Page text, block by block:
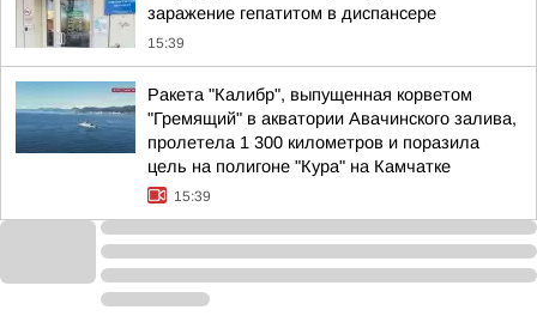
заражение гепатитом в диспансере
15:39
Ракета "Калибр", выпущенная корветом
"Гремящий" в акватории Авачинского залива,
пролетела 1 300 километров и поразила
цель на полигоне "Кура" на Камчатке
15:39